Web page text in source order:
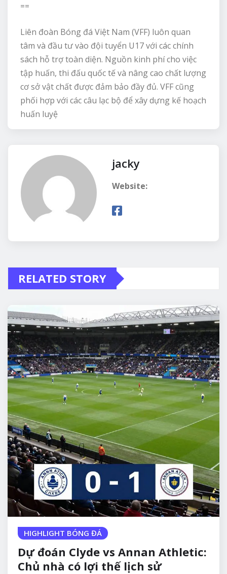
==
Liên đoàn Bóng đá Việt Nam (VFF) luôn quan
tâm và đầu tư vào đội tuyển U17 với các chính
sách hỗ trợ toàn diện. Nguồn kinh phí cho việc
tập huấn, thi đấu quốc tế và nâng cao chất lượng
cơ sở vật chất được đảm bảo đầy đủ. VFF cũng
phối hợp với các câu lạc bộ để xây dựng kế hoạch
huấn luyệ
jacky
Website:
RELATED STORY
HIGHLIGHT BÓNG ĐÁ
Dự đoán Clyde vs Annan Athletic:
Chủ nhà có lợi thế lịch sử